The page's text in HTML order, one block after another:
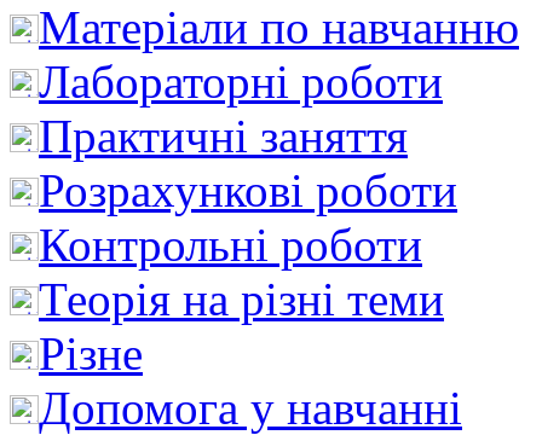
Матеріали по навчанню
Лабораторні роботи
Практичні заняття
Розрахункові роботи
Контрольні роботи
Теорія на різні теми
Різне
Допомога у навчанні